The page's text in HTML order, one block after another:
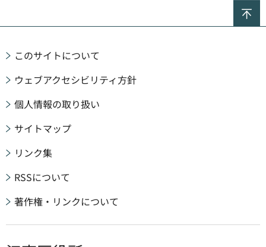
このサイトについて
ウェブアクセシビリティ方針
個人情報の取り扱い
サイトマップ
リンク集
RSSについて
著作権・リンクについて